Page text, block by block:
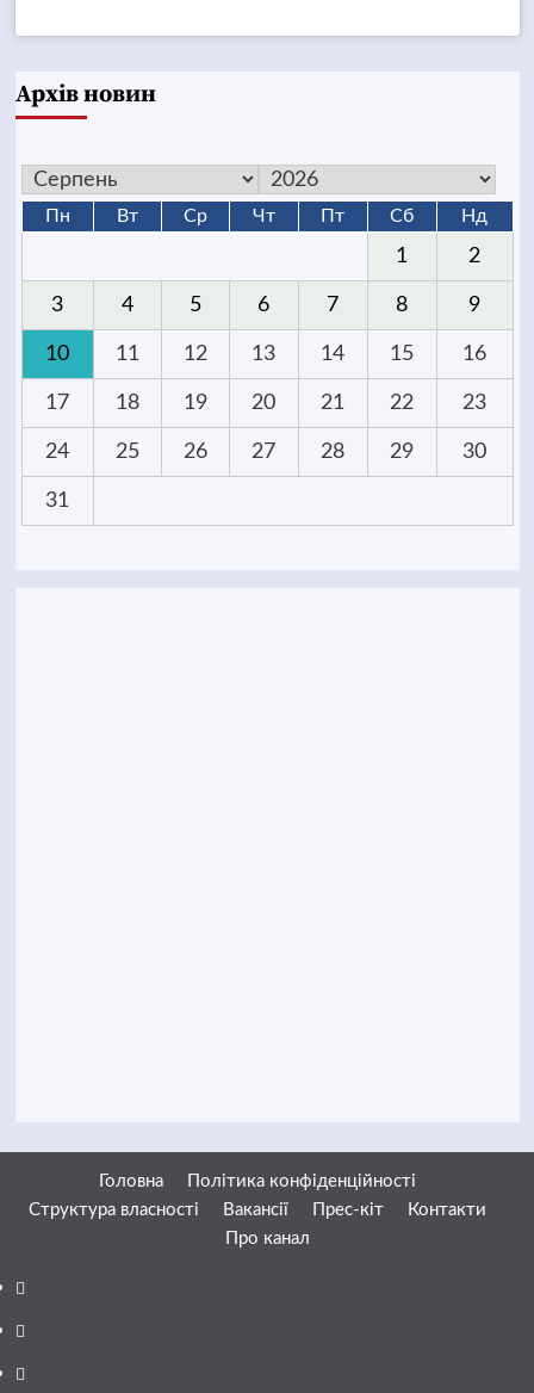
Архів новин
Пн Вт Ср Чт Пт Сб Нд
1 2
3 4 5 6 7 8 9
10 11 12 13 14 15 16
17 18 19 20 21 22 23
24 25 26 27 28 29 30
31
Головна
Політика конфіденційності
Структура власності
Вакансії Прес-кіт
Контакти
Про канал
Facebook
YouTube
Telegram